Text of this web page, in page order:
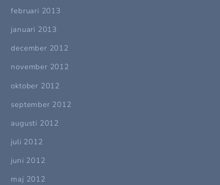
februari 2013
januari 2013
december 2012
november 2012
oktober 2012
september 2012
augusti 2012
juli 2012
juni 2012
maj 2012